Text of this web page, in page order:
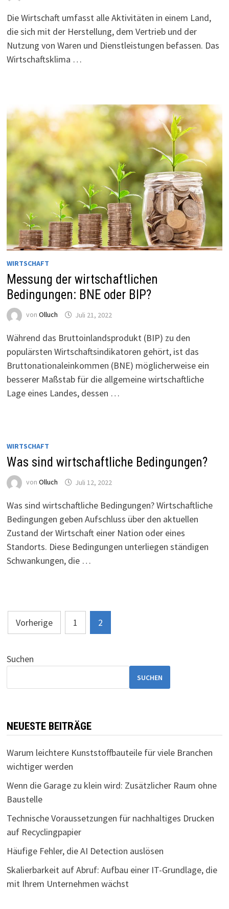
Die Wirtschaft umfasst alle Aktivitäten in einem Land,
die sich mit der Herstellung, dem Vertrieb und der
Nutzung von Waren und Dienstleistungen befassen. Das
Wirtschaftsklima …
WIRTSCHAFT
Messung der wirtschaftlichen
Bedingungen: BNE oder BIP?
von Olluch Juli 21, 2022
Während das Bruttoinlandsprodukt (BIP) zu den
populärsten Wirtschaftsindikatoren gehört, ist das
Bruttonationaleinkommen (BNE) möglicherweise ein
besserer Maßstab für die allgemeine wirtschaftliche
Lage eines Landes, dessen …
WIRTSCHAFT
Was sind wirtschaftliche Bedingungen?
von Olluch Juli 12, 2022
Was sind wirtschaftliche Bedingungen? Wirtschaftliche
Bedingungen geben Aufschluss über den aktuellen
Zustand der Wirtschaft einer Nation oder eines
Standorts. Diese Bedingungen unterliegen ständigen
Schwankungen, die …
Seitennummerierung
der
Beiträge
Vorherige 1 2
Suchen
SUCHEN
NEUESTE BEITRÄGE
Warum leichtere Kunststoffbauteile für viele Branchen
wichtiger werden
Wenn die Garage zu klein wird: Zusätzlicher Raum ohne
Baustelle
Technische Voraussetzungen für nachhaltiges Drucken
auf Recyclingpapier
Häufige Fehler, die AI Detection auslösen
Skalierbarkeit auf Abruf: Aufbau einer IT-Grundlage, die
mit Ihrem Unternehmen wächst